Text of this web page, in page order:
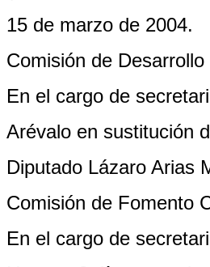
15 de marzo de 2004.
Comisión de Desarrollo
En el cargo de
Arévalo en sustitución
Diputado Lázaro Arias
Comisión de Fomento
En el cargo de